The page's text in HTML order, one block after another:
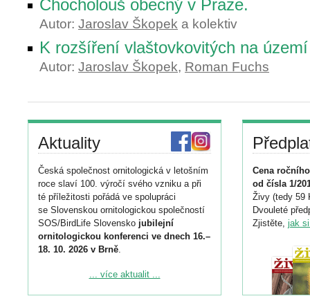
Chocholouš obecný v Praze.
Autor: Jaroslav Škopek a kolektiv
K rozšíření vlaštovkovitých na
Autor: Jaroslav Škopek, Roman Fuchs
Aktuality
Česká společnost ornitologická v letošním
roce slaví 100. výročí svého vzniku a při
té příležitosti pořádá ve spolupráci
se Slovenskou ornitologickou společností
SOS/BirdLife Slovensko jubilejní
ornitologickou konferenci ve dnech 16.–
18. 10. 2026 v Brně.
Podrobnější informace ke konferenci
... více aktualit ...
Cena
od čísla 1/
Živy (tedy 59
Dvouleté
Zjistěte, jak